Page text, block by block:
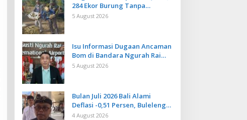
284 Ekor Burung Tanpa
Dokumen Dilepasliarkan Cegah
5 August 2026
Isu Informasi Dugaan Ancaman
Bom di Bandara Ngurah Rai
Bali Tidak Benar, Operasional
5 August 2026
Bulan Juli 2026 Bali Alami
Deflasi -0,51 Persen, Buleleng
Catat Penurunan Terendah
4 August 2026